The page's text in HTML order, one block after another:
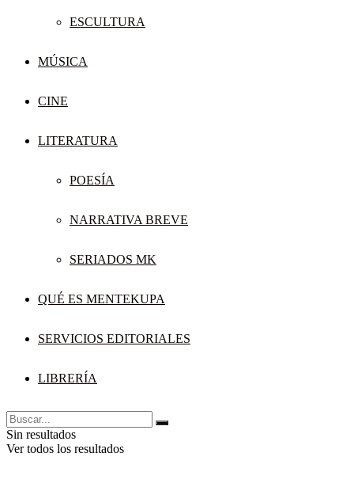
ESCULTURA
MÚSICA
CINE
LITERATURA
POESÍA
NARRATIVA BREVE
SERIADOS MK
QUÉ ES MENTEKUPA
SERVICIOS EDITORIALES
LIBRERÍA
Sin resultados
Ver todos los resultados